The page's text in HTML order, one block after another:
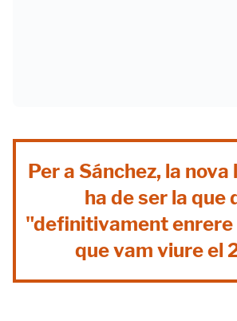
Per a Sánchez, la
ha de ser la que
"definitivament
que vam viure el